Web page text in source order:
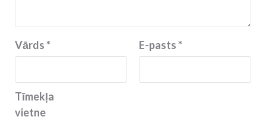
Vārds* E-pasts*
Tīmekļa
vietne